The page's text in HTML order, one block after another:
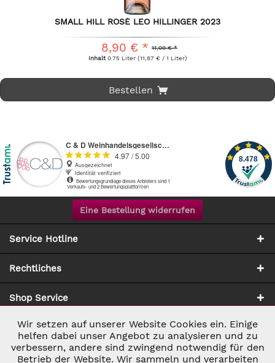
SMALL HILL ROSÉ LEO HILLINGER 2023
11,09 € *
8,90 € *
Inhalt0.75 Liter (11,87 € / 1 Liter)
Bestellen
Eine Bestellung widerrufen
Service Hotline
Rechtliches
Shop Service
Zahlung & Versand
Notwendig Aktiv
Inaktiv
Wir setzen auf unserer Website Cookies ein. Einige
helfen dabei unser Angebot zu analysieren und zu
verbessern, andere sind zwingend notwendig für den
Betrieb der Website. Wir sammeln und verarbeiten